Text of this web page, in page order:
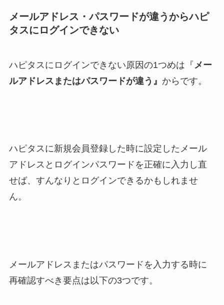
メールアドレス・パスワードが違うからハピ
タスにログインできない
ハピタスにログインできない原因の1つめは『 メー
ルアドレスまたはパスワードが違う』 からです。
ハピタスに新規会員登録した時に設定したメール
アドレスとログインパスワードを正確に入力し直
せば、すんなりとログインできるかもしれませ
ん。
メールアドレスまたはパスワードを入力する時に
再確認すべき要点は以下の3つです。